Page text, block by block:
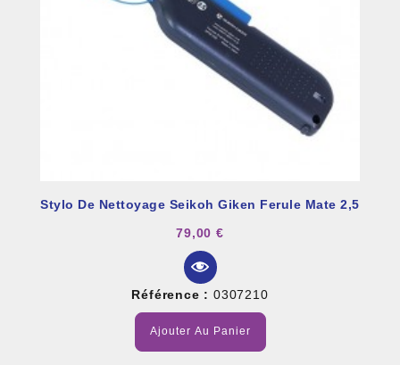
Stylo De Nettoyage Seikoh Giken Ferule Mate 2,5
79,00 €
Référence : 0307210
Ajouter Au Panier